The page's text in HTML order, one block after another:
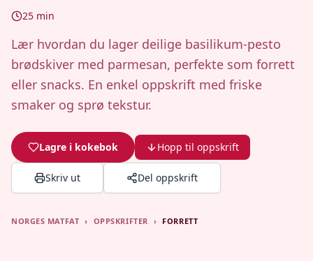
25 min
Lær hvordan du lager deilige basilikum-pesto
brødskiver med parmesan, perfekte som forrett
eller snacks. En enkel oppskrift med friske
smaker og sprø tekstur.
Lagre i kokebok Hopp til oppskrift
Skriv ut Del oppskrift
NORGES MATFAT › OPPSKRIFTER › FORRETT